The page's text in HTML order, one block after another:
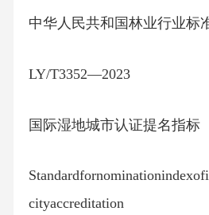
中华人民共和国林业行业标
LY/T3352—2023
国际湿地城市认证提名指标
cityaccreditation